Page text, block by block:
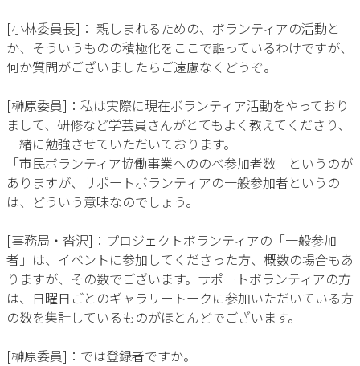
[小林委員長]： 親しまれるための、ボランティアの活動と
か、そういうものの積極化をここで謳っているわけですが、
何か質問がございましたらご遠慮なくどうぞ。
[榊原委員]：私は実際に現在ボランティア活動をやっており
まして、研修など学芸員さんがとてもよく教えてくださり、
一緒に勉強させていただいております。
「市民ボランティア協働事業へののべ参加者数」というのが
ありますが、サポートボランティアの一般参加者というの
は、どういう意味なのでしょう。
[事務局・沓沢]：プロジェクトボランティアの「一般参加
者」は、イベントに参加してくださった方、概数の場合もあ
りますが、その数でございます。サポートボランティアの方
は、日曜日ごとのギャラリートークに参加いただいている方
の数を集計しているものがほとんどでございます。
[榊原委員]：では登録者ですか。